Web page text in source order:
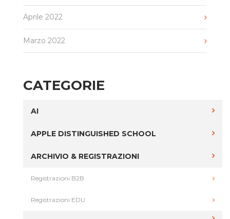
Aprile 2022
Marzo 2022
CATEGORIE
AI
APPLE DISTINGUISHED SCHOOL
ARCHIVIO & REGISTRAZIONI
Registrazioni B2B
Registrazioni EDU